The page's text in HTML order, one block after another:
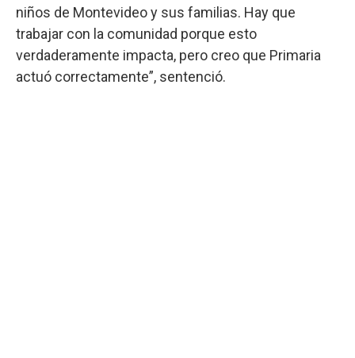
niños de Montevideo y sus familias. Hay que
trabajar con la comunidad porque esto
verdaderamente impacta, pero creo que Primaria
actuó correctamente”, sentenció.